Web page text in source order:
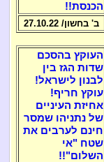
הכנסת!!
ב' בחשון/ 27.10.22
העוקץ בהסכם
שדות הגז בין
לבנון לישראל!
עוקץ חריף!
אחיזת העיניים
של נתניהו שמסר
חינם לערבים את
שטח "אי
השלום"!!